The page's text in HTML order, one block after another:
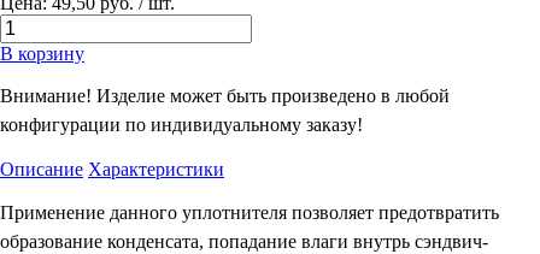
В корзину
Внимание! Изделие может быть произведено в любой
конфигурации по индивидуальному заказу!
Описание Характеристики
Применение данного уплотнителя позволяет предотвратить
образование конденсата, попадание влаги внутрь сэндвич-